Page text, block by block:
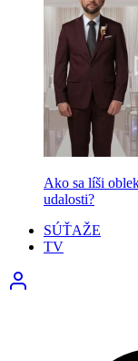
Ako sa líši
udalosti?
SÚŤAŽE
TV